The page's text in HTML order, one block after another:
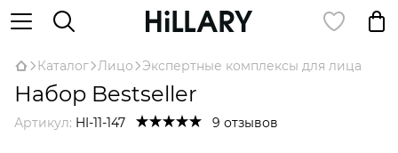
Каталог Лицо Экспертные комплексы для лица
Набор Bestseller
Артикул: HI-11-147 9 отзывов